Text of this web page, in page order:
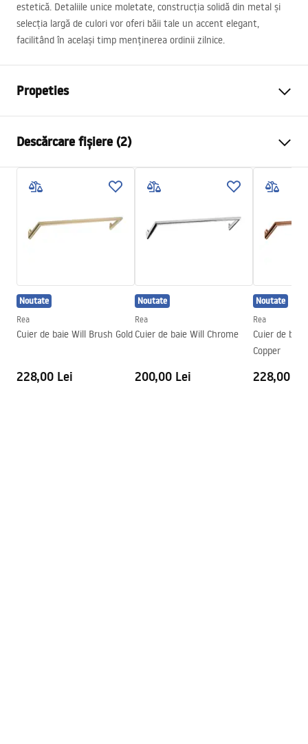
estetică. Detaliile unice moletate, construcția solidă din metal și
selecția largă de culori vor oferi băii tale un accent elegant,
facilitând în același timp menținerea ordinii zilnice.
Propeties
Material
Metodă de montaj
Cu șuruburi
Latime
265
Adâncime
Descărcare fișiere (2)
Condiții de garanție
Noutate
Rea
Cuier de baie Will Brush Gold
228,00 Lei
Noutate
Rea
Cuier de baie Will Chrome
200,00 Lei
Noutate
Rea
Cuier de
Copper
228,00